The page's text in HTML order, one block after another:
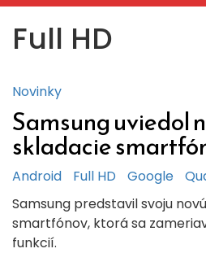
Full HD
Novinky
Samsung uviedol
skladacie
Android Full HD Google
Samsung predstavil svoju
smartfónov, ktorá sa
funkcií.